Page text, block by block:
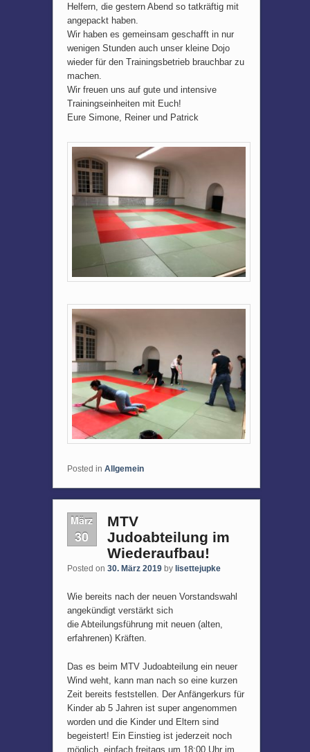
Helfern, die gestern Abend so tatkräftig mit
angepackt haben.
Wir haben es gemeinsam geschafft in nur
wenigen Stunden auch unser kleine Dojo
wieder für den Trainingsbetrieb brauchbar zu
machen.
Wir freuen uns auf gute und intensive
Trainingseinheiten mit Euch!
Eure Simone, Reiner und Patrick
Posted in Allgemein
März
30
MTV
Judoabteilung im
Wiederaufbau!
Posted on 30. März 2019 by lisettejupke
Wie bereits nach der neuen Vorstandswahl
angekündigt verstärkt sich
die Abteilungsführung mit neuen (alten,
erfahrenen) Kräften.
Das es beim MTV Judoabteilung ein neuer
Wind weht, kann man nach so eine kurzen
Zeit bereits feststellen. Der Anfängerkurs für
Kinder ab 5 Jahren ist super angenommen
worden und die Kinder und Eltern sind
begeistert! Ein Einstieg ist jederzeit noch
möglich, einfach freitags um 18:00 Uhr im